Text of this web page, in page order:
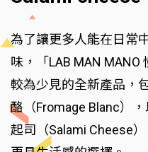
為了讓更多人能在日常
味，「LAB MAN
較為少見的全新產品，
酪（Fromage Blanc）
起司（Salami Cheese